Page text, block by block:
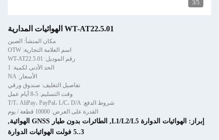
WT-AT22.5.01 الهوائيات المدارية
مكان المنشأ: الصين
اسم العلامة التجارية: OTW
رقم الموديل: WT-AT22.5.01
الحد الأدنى لكمية: 1
تفاصيل التغليف: صندوق ورقي
وقت التسليم: 5-8 أيام عمل
شروط الدفع: T/T، AliPay، PayPal، L/C، D/A
القدرة على العرض: 10000 قطعة / يوم
الهوائيات الدوارة L1/L2/L5 ,الطائرات بدون طيار GNSS الهوائية
,